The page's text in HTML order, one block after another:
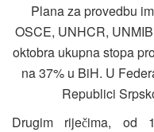
Plana za provedbu
OSCE, UNHCR,
oktobra ukupna stopa
na 37% u BiH. U
Republici
Drugim riječima, od